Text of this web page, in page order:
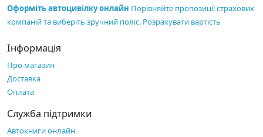
Оформіть автоцивілку онлайн Порівняйте пропозиції страхових
компаній та виберіть зручний поліс. Розрахувати вартість
Інформація
Про магазин
Доставка
Оплата
Служба підтримки
Автокниги онлайн